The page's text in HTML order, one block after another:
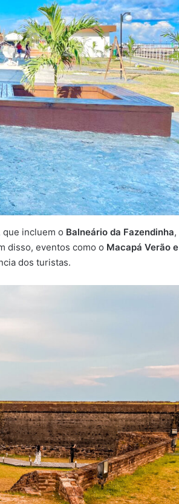
que incluem o Balneário da Fazendinha,
disso, eventos como o Macapá Verão e
dos turistas.